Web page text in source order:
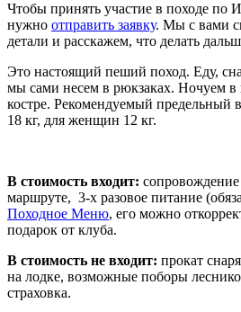
Чтобы принять участие в походе по
нужно отправить заявку. Мы с вами
детали и расскажем, что делать
Это настоящий пеший поход. Еду,
мы сами несем в рюкзаках. Ночуем в
костре. Рекомендуемый предельный
18 кг, для женщин 12 кг.
В стоимость входит:
маршруте, 3-х разовое питание
Походное Меню, его можно
подарок от клуба.
В стоимость не входит: прокат
на лодке, возможные поборы
страховка.